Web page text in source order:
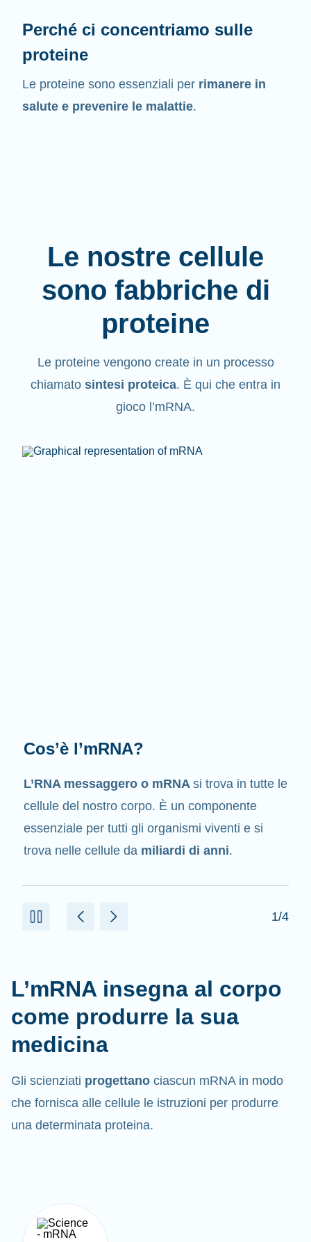
Perché ci concentriamo sulle
proteine
Le proteine sono essenziali per rimanere in
salute e prevenire le malattie.
Le nostre cellule
sono fabbriche di
proteine
Le proteine vengono create in un processo
chiamato sintesi proteica. È qui che entra in
gioco l’mRNA.
Qual è il suo compito?
Come suggerisce il suo nome, l’mRNA è un
messaggero. Interagisce con altri componenti
presenti nelle cellule che aiutano a creare le
proteine.
2/4
L’mRNA insegna al corpo
come produrre la sua
medicina
Gli scienziati progettano ciascun mRNA in modo
che fornisca alle cellule le istruzioni per produrre
una determinata proteina.